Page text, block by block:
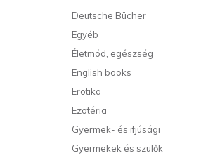
Deutsche Bücher
Egyéb
Életmód, egészség
English books
Erotika
Ezotéria
Gyermek- és ifjúsági
Gyermekek és szülők